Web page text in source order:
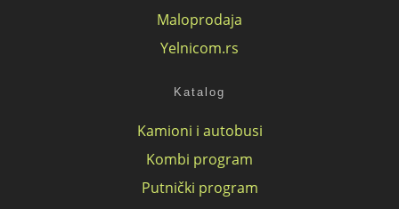
Maloprodaja
Yelnicom.rs
Katalog
Kamioni i autobusi
Kombi program
Putnički program